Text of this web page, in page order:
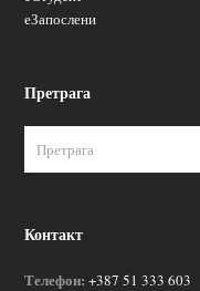
еЗапослени
Претрага
Контакт
Телефон: +387 51 333 603